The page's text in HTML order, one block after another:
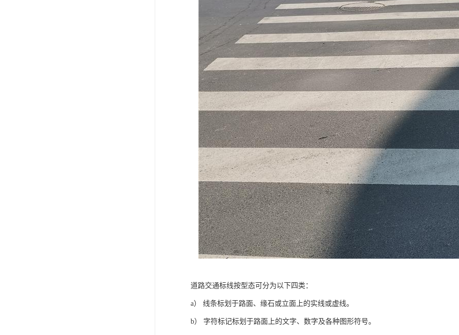
道路交通标线按型态可分为以下四类：
a） 线条标划于路面、缘石或立面上的实线或虚线。
b） 字符标记标划于路面上的文字、数字及各种图形符号。